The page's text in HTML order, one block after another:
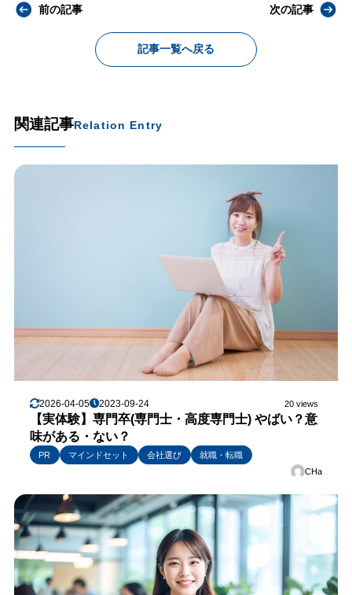
前の記事
記事一覧へ戻る
次の記事
関連記事Relation Entry
2026-04-05 2023-09-24 20 views
【実体験】専門卒(専門士・高度専門士) やばい？意
味がある・ない？
PR マインドセット 会社選び
就職・転職
CHa